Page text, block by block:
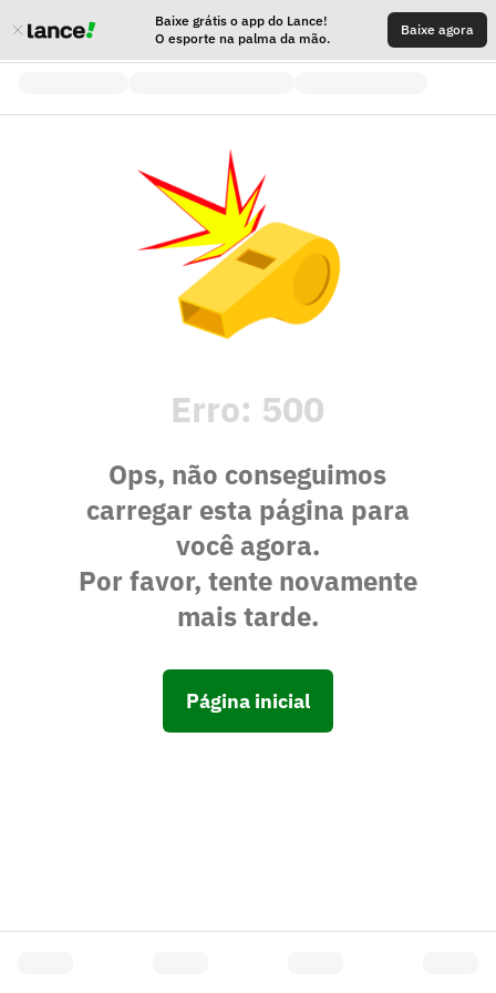
Baixe grátis o app do Lance!
O esporte na palma da mão.
Baixe agora
Erro: 500
Ops, não conseguimos
carregar esta página para
você agora.
Por favor, tente novamente
mais tarde.
Página inicial